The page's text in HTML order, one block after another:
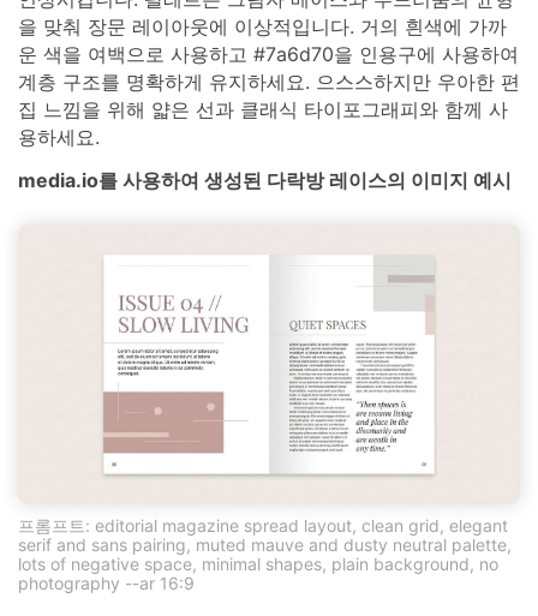
을 맞춰 장문 레이아웃에 이상적입니다. 거의 흰색에 가까
운 색을 여백으로 사용하고 #7a6d70을 인용구에 사용하여
계층 구조를 명확하게 유지하세요. 으스스하지만 우아한 편
집 느낌을 위해 얇은 선과 클래식 타이포그래피와 함께 사
용하세요.
media.io를 사용하여 생성된 다락방 레이스의 이미지 예시
프롬프트: editorial magazine spread layout, clean grid, elegant
serif and sans pairing, muted mauve and dusty neutral palette,
lots of negative space, minimal shapes, plain background, no
photography --ar 16:9